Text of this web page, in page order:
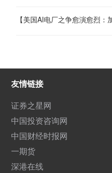
友情链接
证券之星网
中国投资咨询网
中国财经时报网
一期货
深港在线